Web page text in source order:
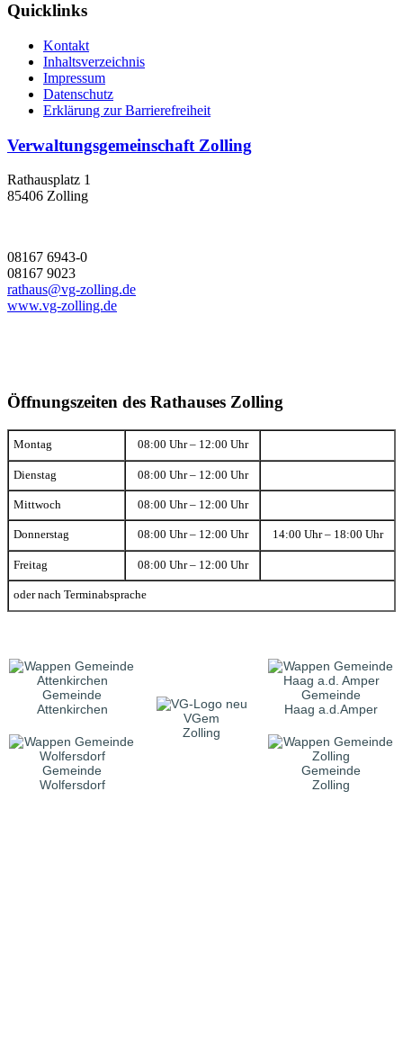
Quicklinks
Kontakt
Inhaltsverzeichnis
Impressum
Datenschutz
Erklärung zur Barrierefreiheit
Verwaltungsgemeinschaft Zolling
Rathausplatz 1
85406 Zolling
08167 6943-0
08167 9023
rathaus@vg-zolling.de
www.vg-zolling.de
Öffnungszeiten des Rathauses Zolling
Montag 08:00 Uhr – 12:00 Uhr
Dienstag 08:00 Uhr – 12:00 Uhr
Mittwoch 08:00 Uhr – 12:00 Uhr
Donnerstag 08:00 Uhr – 12:00 Uhr 14:00 Uhr – 18:00 Uhr
Freitag 08:00 Uhr – 12:00 Uhr
oder nach Terminabsprache
Gemeinde
Attenkirchen
VGem
Zolling
Gemeinde
Haag a.d.Amper
Gemeinde
Wolfersdorf
Gemeinde
Zolling